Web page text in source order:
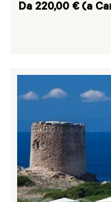
Da 220,00 € (a